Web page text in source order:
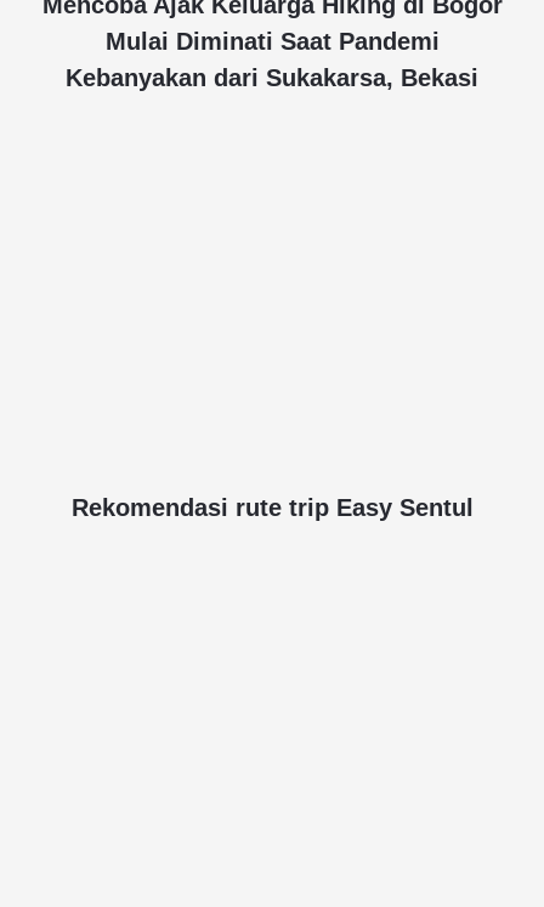
Mulai Diminati Saat Pandemi
Kebanyakan dari Sukakarsa, Bekasi
Rekomendasi rute trip Easy Sentul